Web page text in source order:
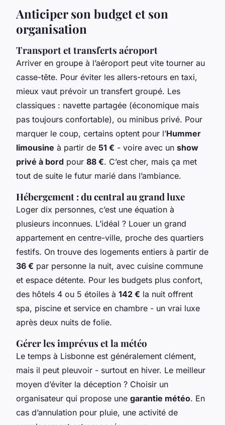
Anticiper son budget et son
organisation
Transport et transferts aéroport
Arriver en groupe à l’aéroport peut vite tourner au
casse-tête. Pour éviter les allers-retours en taxi,
mieux vaut prévoir un transfert groupé. Les
classiques : navette partagée (économique mais
pas toujours confortable), ou minibus privé. Pour
marquer le coup, certains optent pour l’Hummer
limousine à partir de 51 € - voire avec un show
privé à bord pour 88 €. C’est cher, mais ça met
tout de suite le futur marié dans l’ambiance.
Hébergement : du central au grand luxe
Loger dix personnes, c’est une équation à
plusieurs inconnues. L’idéal ? Louer un grand
appartement en centre-ville, proche des quartiers
festifs. On trouve des logements entiers à partir de
36 € par personne la nuit, avec cuisine commune
et espace détente. Pour les budgets plus confort,
des hôtels 4 ou 5 étoiles à 142 € la nuit offrent
spa, piscine et service en chambre - un vrai luxe
après deux nuits de folie.
Gérer les imprévus et la météo
Le temps à Lisbonne est généralement clément,
mais il peut pleuvoir - surtout en hiver. Le meilleur
moyen d’éviter la déception ? Choisir un
organisateur qui propose une garantie météo. En
cas d’annulation pour pluie, une activité de